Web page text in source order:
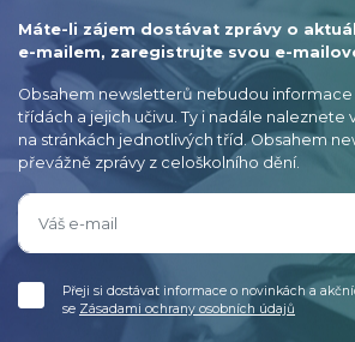
Máte-li zájem dostávat zprávy o
e-mailem, zaregistrujte svou e-
Obsahem newsletterů nebudou
třídách a jejich učivu. Ty i nadále naleznete
na stránkách jednotlivých tříd. Obsahem
převážně zprávy z celoškolního dění.
Přeji si dostávat informace o novinkách a
se Zásadami ochrany osobních údajů